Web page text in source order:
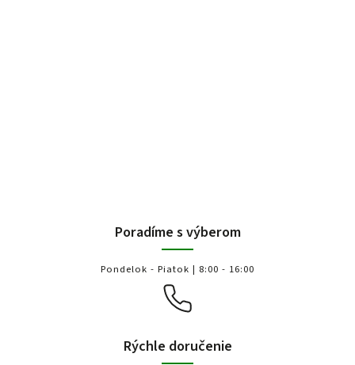
Poradíme s výberom
Pondelok - Piatok | 8:00 - 16:00
Rýchle doručenie